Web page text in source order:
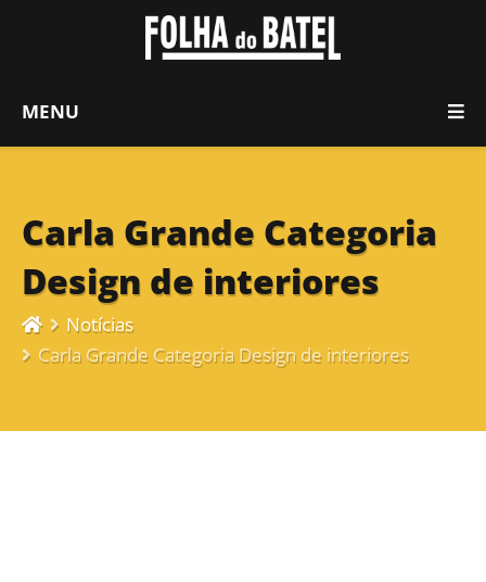
MENU
Carla Grande Categoria
Design de interiores
Notícias
Carla Grande Categoria Design de interiores